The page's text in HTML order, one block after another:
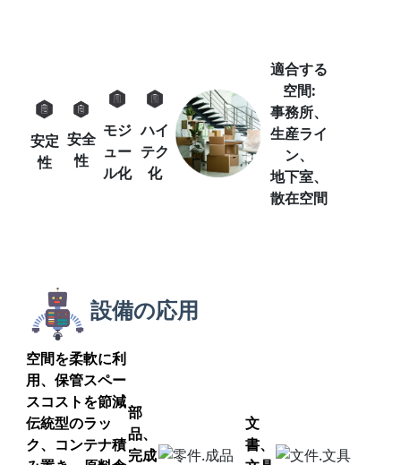
安定
性
安全
性
モジ
ュー
ル化
ハイ
テク
化
適合する
空間:
事務所、
生産ライ
ン、
地下室、
散在空間
設備の応用
空間を柔軟に利
用、保管スペー
スコストを節減
伝統型のラッ
ク、コンテナ積
部
品、
完成
文
書、